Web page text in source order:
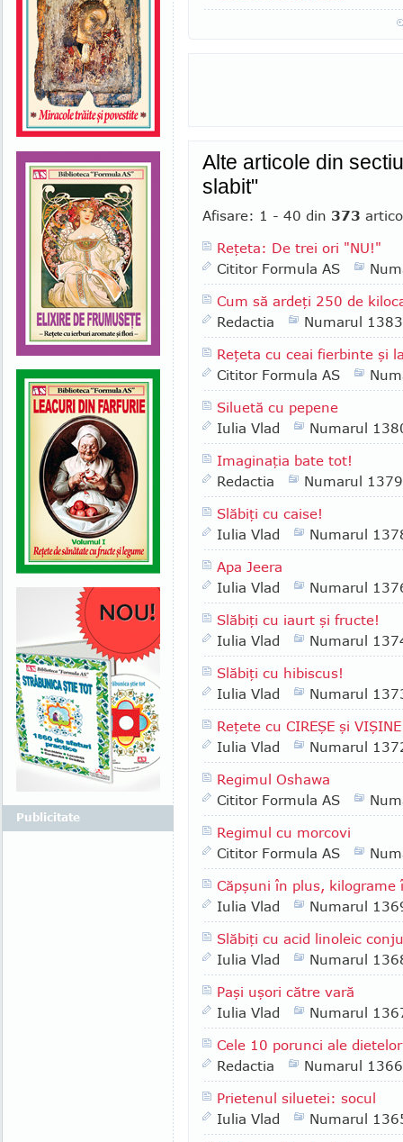
Alte articole din
slabit"
Afisare: 1 - 40 din 373
Reţeta: De trei ori "NU!"
Cititor Formula AS
Cum să ardeţi 250 de
Redactia
Numarul 1383
Reţeta cu ceai fierbinte şi
Cititor Formula AS
Siluetă cu pepene
Iulia Vlad
Numarul
Imaginaţia bate tot!
Redactia
Numarul 1379
Slăbiţi cu caise!
Iulia Vlad
Numarul
Apa Jeera
Iulia Vlad
Numarul
Slăbiţi cu iaurt şi fructe!
Iulia Vlad
Numarul
Slăbiţi cu hibiscus!
Iulia Vlad
Numarul
Reţete cu CIREŞE şi VIŞINE
Iulia Vlad
Numarul
Regimul Oshawa
Cititor Formula AS
Regimul cu morcovi
Cititor Formula AS
Căpşuni în plus, kilograme
Iulia Vlad
Numarul
Slăbiţi cu acid linoleic
Iulia Vlad
Numarul
Paşi uşori către vară
Iulia Vlad
Numarul
Cele 10 porunci ale
Redactia
Numarul 1366
Prietenul siluetei: socul
Iulia Vlad
Numarul
Publicitate